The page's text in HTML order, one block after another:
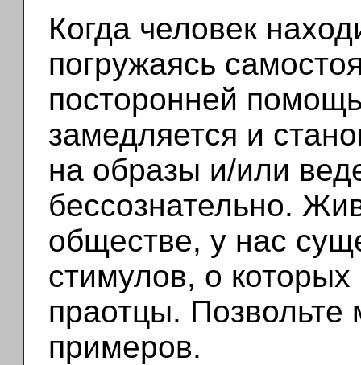
Когда человек
погружаясь
посторонней
замедляется и
на образы и/или
бессознательно.
обществе, у нас
стимулов, о
праотцы. Позвольте
примеров.